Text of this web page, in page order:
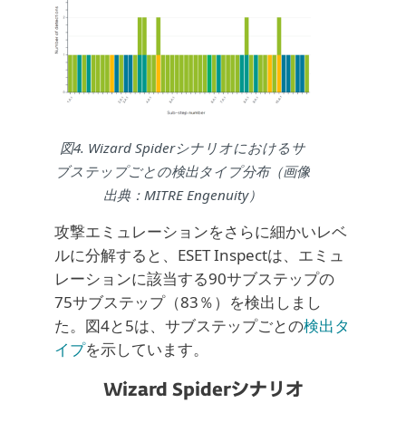
図4. Wizard Spiderシナリオにおけるサ
ブステップごとの検出タイプ分布（画像
出典：MITRE Engenuity）
攻撃エミュレーションをさらに細かいレベ
ルに分解すると、ESET Inspectは、エミュ
レーションに該当する90サブステップの
75サブステップ（83％）を検出しまし
た。図4と5は、サブステップごとの検出タ
イプを示しています。
Wizard Spiderシナリオ